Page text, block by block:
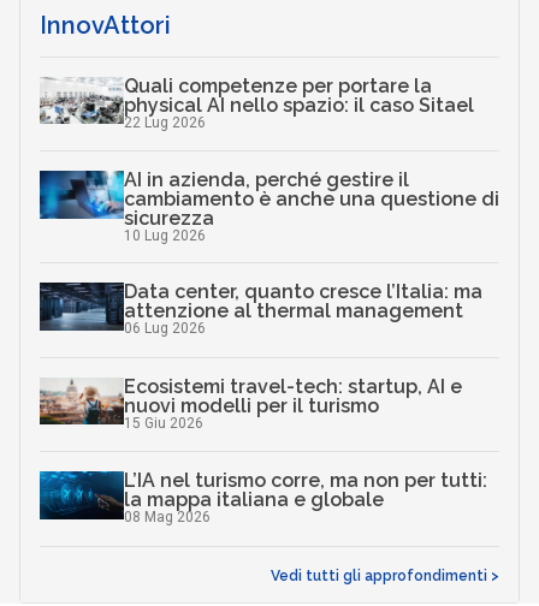
InnovAttori
Quali competenze per portare la
physical AI nello spazio: il caso Sitael
22 Lug 2026
AI in azienda, perché gestire il
cambiamento è anche una questione di
sicurezza
10 Lug 2026
Data center, quanto cresce l’Italia: ma
attenzione al thermal management
06 Lug 2026
Ecosistemi travel-tech: startup, AI e
nuovi modelli per il turismo
15 Giu 2026
L’IA nel turismo corre, ma non per tutti:
la mappa italiana e globale
08 Mag 2026
Vedi tutti gli approfondimenti >